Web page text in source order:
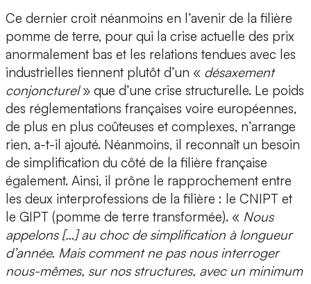
Ce dernier croit néanmoins en l’avenir de la filière
pomme de terre, pour qui la crise actuelle des prix
anormalement bas et les relations tendues avec les
industrielles tiennent plutôt d’un « désaxement
conjoncturel» que d’une crise structurelle. Le poids
des réglementations françaises voire européennes,
de plus en plus coûteuses et complexes, n’arrange
rien, a-t-il ajouté. Néanmoins, il reconnaît un besoin
de simplification du côté de la filière française
également. Ainsi, il prône le rapprochement entre
les deux interprofessions de la filière : le CNIPT et
le GIPT (pomme de terre transformée). « Nous
appelons […] au choc de simplification à longueur
d’année. Mais comment ne pas nous interroger
nous-mêmes, sur nos structures, avec un minimum